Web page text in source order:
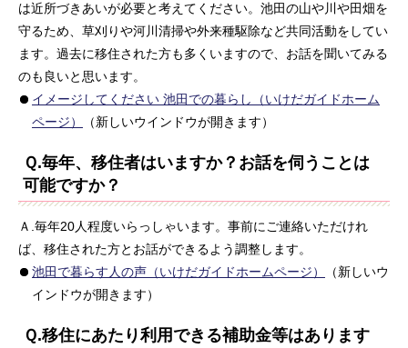
は近所づきあいが必要と考えてください。池田の山や川や田畑を
守るため、草刈りや河川清掃や外来種駆除など共同活動をしてい
ます。過去に移住された方も多くいますので、お話を聞いてみる
のも良いと思います。
イメージしてください 池田での暮らし（いけだガイドホーム
ページ）
（新しいウインドウが開きます）
Ｑ.毎年、移住者はいますか？お話を伺うことは
可能ですか？
Ａ.毎年20人程度いらっしゃいます。事前にご連絡いただけれ
ば、移住された方とお話ができるよう調整します。
池田で暮らす人の声（いけだガイドホームページ）
（新しいウ
インドウが開きます）
Ｑ.移住にあたり利用できる補助金等はあります